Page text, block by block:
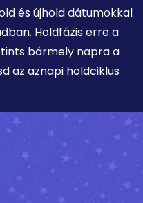
és újhold dátumokkal
Holdfázis erre a
bármely napra a
az aznapi holdciklus